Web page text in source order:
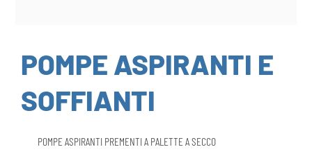
POMPE ASPIRANTI E
SOFFIANTI